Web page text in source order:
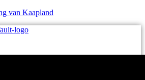
van Kaapland